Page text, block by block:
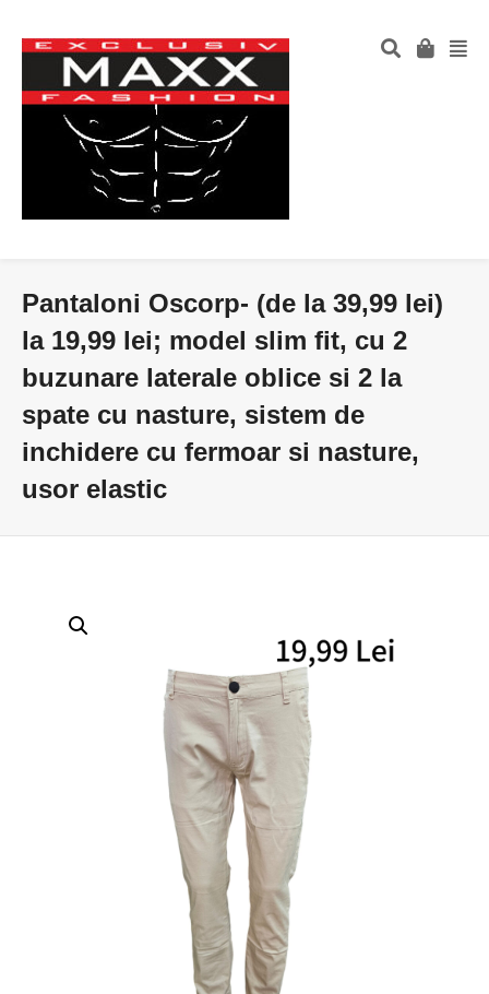
Pantaloni Oscorp- (de la 39,99 lei)
la 19,99 lei; model slim fit, cu 2
buzunare laterale oblice si 2 la
spate cu nasture, sistem de
inchidere cu fermoar si nasture,
usor elastic